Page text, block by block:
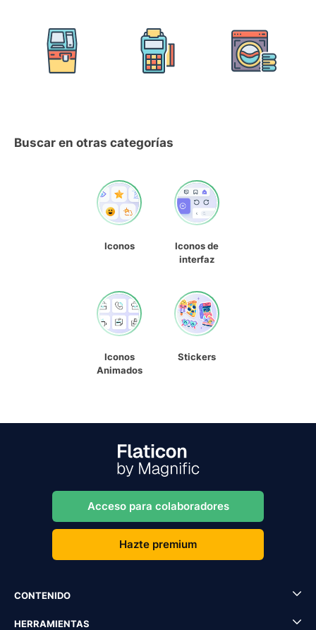
Buscar en otras categorías
Iconos
Iconos de
interfaz
Iconos
Animados
Stickers
Acceso para colaboradores
Hazte premium
CONTENIDO
HERRAMIENTAS